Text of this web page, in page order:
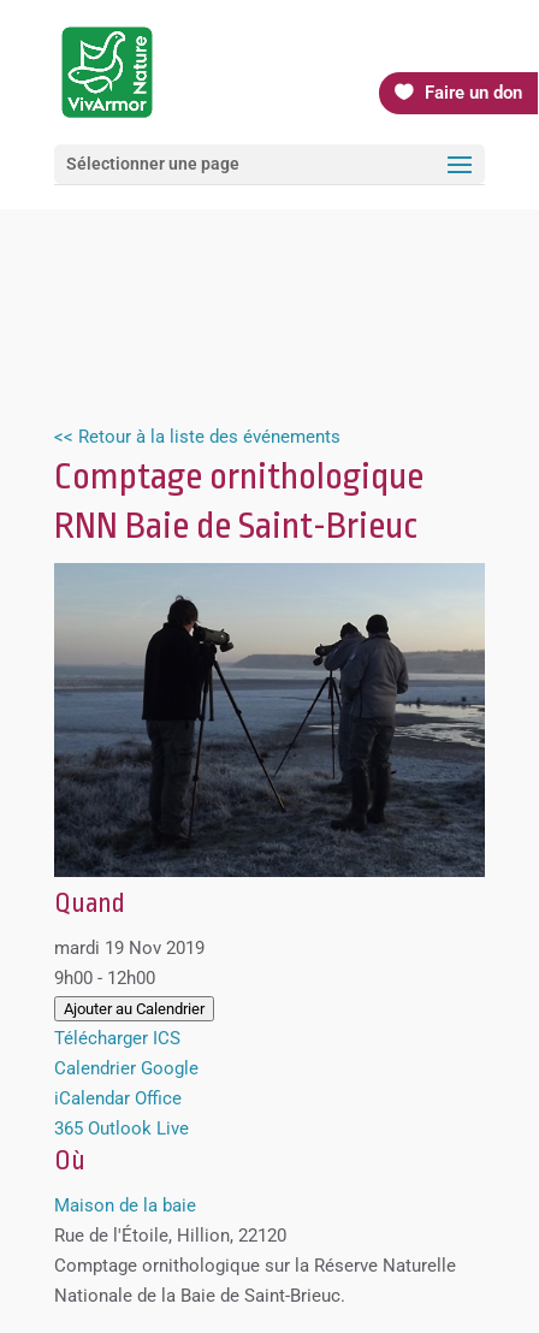
Faire un don
Sélectionner une page
<< Retour à la liste des événements
Comptage ornithologique
RNN Baie de Saint-Brieuc
Quand
mardi 19 Nov 2019
9h00 - 12h00
Ajouter au Calendrier
Télécharger ICS
Calendrier Google
iCalendar Office
365 Outlook Live
Où
Maison de la baie
Rue de l'Étoile, Hillion, 22120
Comptage ornithologique sur la Réserve Naturelle
Nationale de la Baie de Saint-Brieuc.